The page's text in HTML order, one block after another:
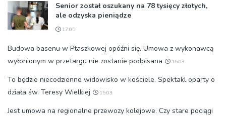
Senior został oszukany na 78 tysięcy złotych,
ale odzyska pieniądze
17:05
Budowa basenu w Ptaszkowej opóźni się. Umowa z wykonawcą
wyłonionym w przetargu nie zostanie podpisana
15:03
To będzie niecodzienne widowisko w kościele. Spektakl oparty o
działa św. Teresy Wielkiej
15:03
Jest umowa na regionalne przewozy kolejowe. Czy stare pociągi